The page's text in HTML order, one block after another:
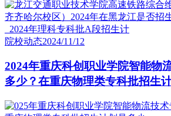
院校动态2024/11/12
2024年重庆科创职业学院智能物
多少？在重庆物理类专科批招生